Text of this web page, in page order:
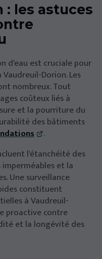
: les astuces
d'eau est cruciale pour
Dorion. Les
nombreux. Tout
coûteux liés à
et la pourriture du
des bâtiments
.
l'étanchéité des
et la
Une surveillance
constituent
à Vaudreuil-
proactive contre
et la longévité des